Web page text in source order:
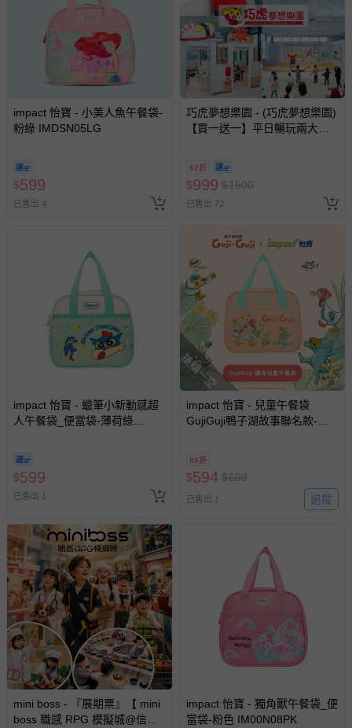
impact 怡寶 - 小美人魚午餐袋-
粉綠 IMDSN05LG
$599
已售出 4
巧虎夢想樂園 - (巧虎夢想樂園)
【買一送一】平日暢玩兩大一
2026/10/16 正券逾期視同現金
券使用
62折
$999 $1600
已售出 72
impact 怡寶 - 蠟筆小新動感超
人午餐袋_便當袋-薄荷綠
$599
已售出 1
搶購一空
impact 怡寶 - 兒童午餐袋
GujiGuji鴨子湖故事聯名款-粉
85折
$594 $699
已售出 1 追蹤
mini boss - 『展期票』【 mini
boss 職感 RPG 模擬城@信義
impact 怡寶 - 獨角獸午餐袋_便
當袋-粉色 IM00N08PK